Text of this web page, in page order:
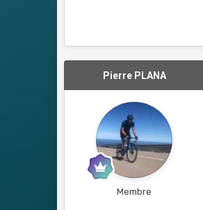
Pierre PLANA
Membre